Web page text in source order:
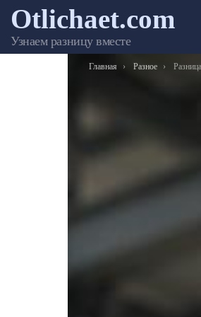
Otlichaet.com
Узнаем разницу вместе
Вы здесь:
Главная Разное